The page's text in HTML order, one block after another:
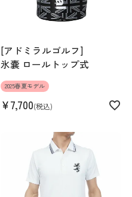
[アドミラルゴルフ]
氷嚢 ロールトップ式
2025春夏モデル
¥7,700 税込